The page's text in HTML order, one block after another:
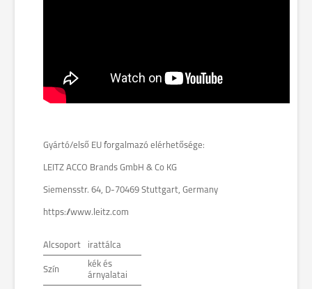
Gyártó/első EU forgalmazó elérhetősége:
LEITZ ACCO Brands GmbH & Co KG
Siemensstr. 64, D-70469 Stuttgart, Germany
https://www.leitz.com
Alcsoport irattálca
Szín
kék és
árnyalatai